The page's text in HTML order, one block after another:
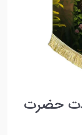
حضرت